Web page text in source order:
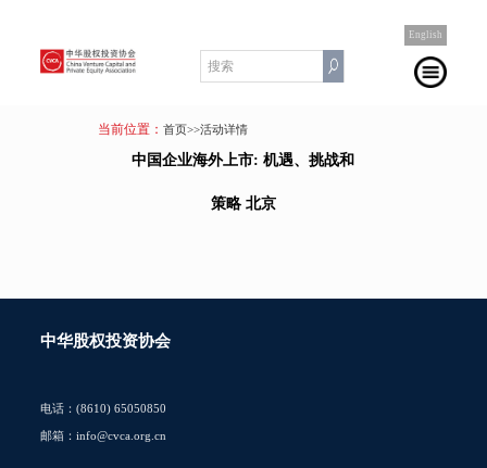
English
当前位置： 首页>>活动详情
中国企业海外上市: 机遇、挑战和
策略 北京
中华股权投资协会
电话：(8610) 65050850
邮箱：info@cvca.org.cn